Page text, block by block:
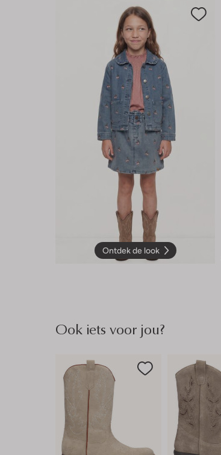
Ontdek de look
Ook iets voor jou?